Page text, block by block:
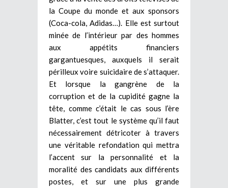
la Coupe du monde et aux sponsors
(Coca-cola, Adidas…). Elle est surtout
minée de l’intérieur par des hommes
aux appétits financiers
gargantuesques, auxquels il serait
périlleux voire suicidaire de s’attaquer.
Et lorsque la gangrène de la
corruption et de la cupidité gagne la
tête, comme c’était le cas sous l’ère
Blatter, c’est tout le système qu’il faut
nécessairement détricoter à travers
une véritable refondation qui mettra
l’accent sur la personnalité et la
moralité des candidats aux différents
postes, et sur une plus grande